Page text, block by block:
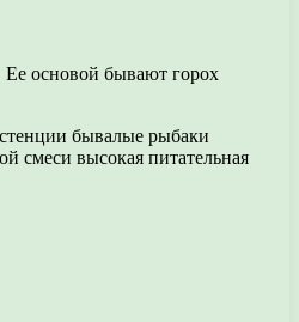
Ее основой бывают горох
бывалые рыбаки
смеси высокая питательная